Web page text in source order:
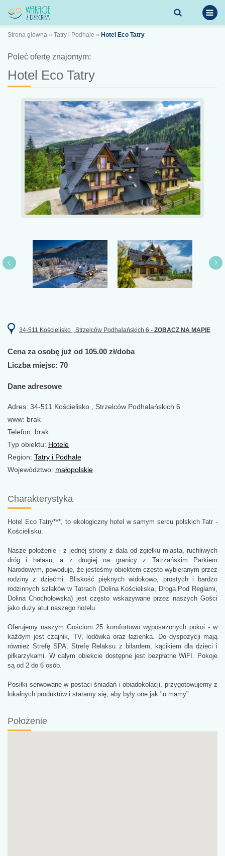
Strona główna » Tatry i Podhale » Hotel Eco Tatry
Poleć ofertę znajomym:
Hotel Eco Tatry
34-511 Kościelisko , Strzelców Podhalańskich 6 - ZOBACZ NA MAPIE
Cena za osobę już od 105.00 zł/doba
Liczba miejsc: 70
Dane adresowe
Adres: 34-511 Kościelisko , Strzelców Podhalańskich 6
www: brak
Telefon: brak
Typ obiektu: Hotele
Region: Tatry i Podhale
Województwo: małopolskie
Charakterystyka
Hotel Eco Tatry***, to ekologiczny hotel w samym sercu polskich Tatr -
Kościelisku.
Nasze położenie - z jednej strony z dala od zgiełku miasta, ruchliwych
dróg i hałasu, a z drugiej na granicy z Tatrzańskim Parkiem
Narodowym, powoduje, że jesteśmy obiektem często wybieranym przez
rodziny z dziećmi. Bliskość pięknych widokowo, prostych i bardzo
rodzinnych szlaków w Tatrach (Dolina Kościeliska, Droga Pod Reglami,
Dolina Chochołowska) jest często wskazywane przez naszych Gości
jako duży atut naszego hotelu.
Oferujemy naszym Gościom 25 komfortowo wyposażonych pokoi - w
każdym jest czajnik, TV, lodówka oraz łazienka. Do dyspozycji mają
również Strefę SPA, Strefę Relaksu z bilardem, kącikiem dla dzieci i
piłkarzykami. W całym obiekcie dostępne jest bezpłatne WiFI. Pokoje
są od 2 do 6 osób.
Posiłki serwowane w postaci śniadań i obiadokolacji, przygotowujemy z
lokalnych produktów i staramy się, aby były one jak "u mamy".
Położenie